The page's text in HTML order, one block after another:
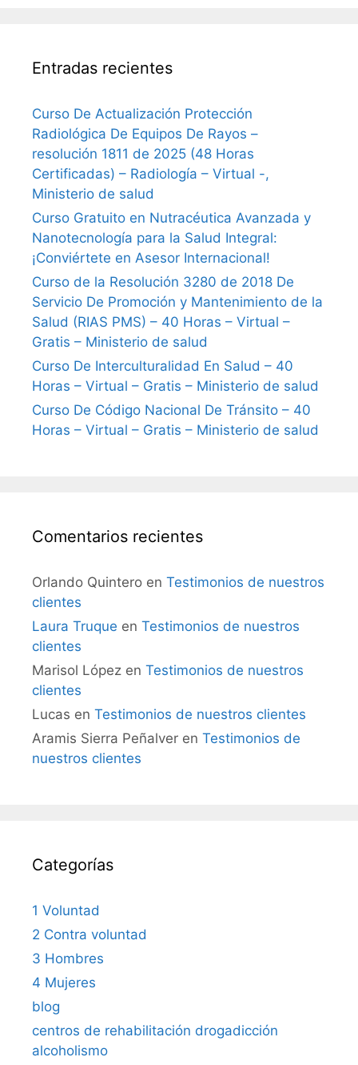
Entradas recientes
Curso De Actualización Protección
Radiológica De Equipos De Rayos –
resolución 1811 de 2025 (48 Horas
Certificadas) – Radiología – Virtual -,
Ministerio de salud
Curso Gratuito en Nutracéutica Avanzada y
Nanotecnología para la Salud Integral:
¡Conviértete en Asesor Internacional!
Curso de la Resolución 3280 de 2018 De
Servicio De Promoción y Mantenimiento de la
Salud (RIAS PMS) – 40 Horas – Virtual –
Gratis – Ministerio de salud
Curso De Interculturalidad En Salud – 40
Horas – Virtual – Gratis – Ministerio de salud
Curso De Código Nacional De Tránsito – 40
Horas – Virtual – Gratis – Ministerio de salud
Comentarios recientes
Orlando Quintero en Testimonios de nuestros
clientes
Laura Truque en Testimonios de nuestros
clientes
Marisol López en Testimonios de nuestros
clientes
Lucas en Testimonios de nuestros clientes
Aramis Sierra Peñalver en Testimonios de
nuestros clientes
Categorías
1 Voluntad
2 Contra voluntad
3 Hombres
4 Mujeres
blog
centros de rehabilitación drogadicción
alcoholismo